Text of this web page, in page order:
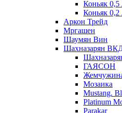
Коньяк 0,5
Коньяк 0,2
Аркон Трейд
Мргашен
Шаумян Вин
Шахназарян
ГАЯСОН
Мозаика
Mustang.
Platinum
Parakar